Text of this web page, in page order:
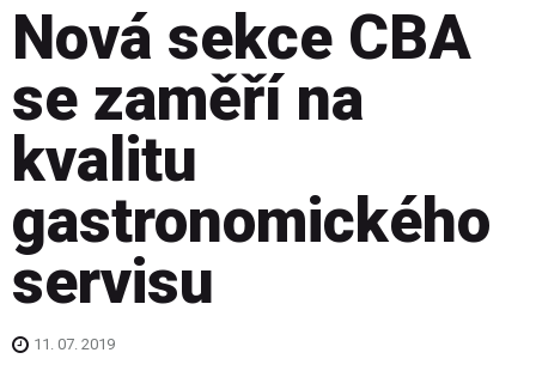
Nová sekce CBA
se zaměří na
kvalitu
gastronomického
servisu
11. 07. 2019